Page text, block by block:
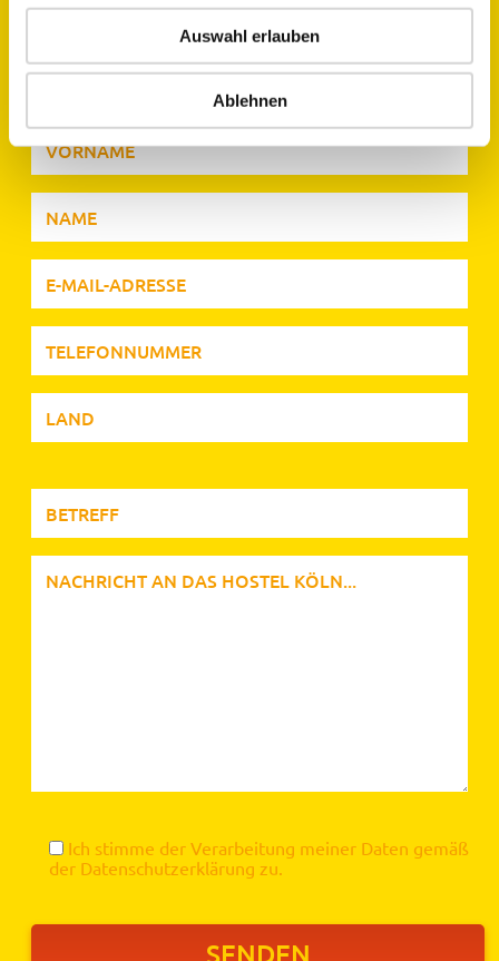
Auswahl erlauben
Ablehnen
JOBS IM HOSTEL
Ich stimme der Verarbeitung meiner Daten gemäß
der Datenschutzerklärung zu.